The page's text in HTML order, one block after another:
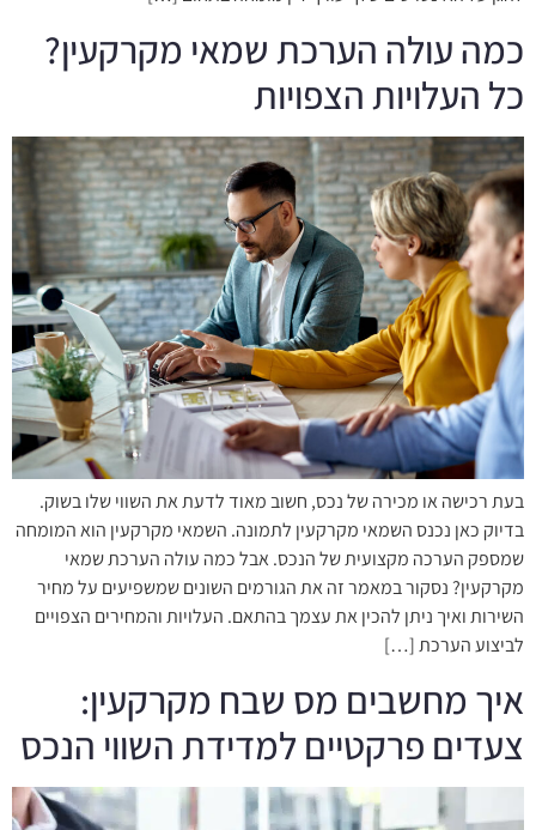
כמה עולה הערכת שמאי מקרקעין?
כל העלויות הצפויות
בעת רכישה או מכירה של נכס, חשוב מאוד לדעת את השווי שלו בשוק.
בדיוק כאן נכנס השמאי מקרקעין לתמונה. השמאי מקרקעין הוא המומחה
שמספק הערכה מקצועית של הנכס. אבל כמה עולה הערכת שמאי
מקרקעין? נסקור במאמר זה את הגורמים השונים שמשפיעים על מחיר
השירות ואיך ניתן להכין את עצמך בהתאם. העלויות והמחירים הצפויים
לביצוע הערכת […]
איך מחשבים מס שבח מקרקעין:
צעדים פרקטיים למדידת השווי הנכס